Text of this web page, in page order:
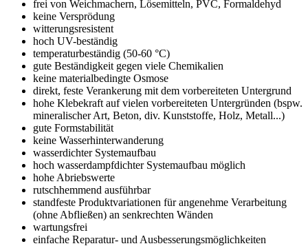
frei von Weichmachern, Lösemitteln, PVC, Formaldehyd
keine Versprödung
witterungsresistent
hoch UV-beständig
temperaturbeständig (50-60 °C)
gute Beständigkeit gegen viele Chemikalien
keine materialbedingte Osmose
direkt, feste Verankerung mit dem vorbereiteten Untergrund
hohe Klebekraft auf vielen vorbereiteten Untergründen (bspw.
mineralischer Art, Beton, div. Kunststoffe, Holz, Metall...)
gute Formstabilität
keine Wasserhinterwanderung
wasserdichter Systemaufbau
hoch wasserdampfdichter Systemaufbau möglich
hohe Abriebswerte
rutschhemmend ausführbar
standfeste Produktvariationen für angenehme Verarbeitung
(ohne Abfließen) an senkrechten Wänden
wartungsfrei
einfache Reparatur- und Ausbesserungsmöglichkeiten